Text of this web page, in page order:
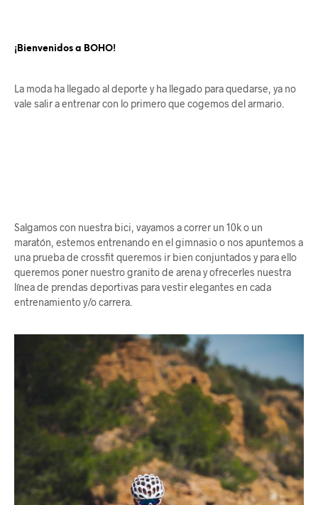
¡Bienvenidos a BOHO!
La moda ha llegado al deporte y ha llegado para quedarse, ya no
vale salir a entrenar con lo primero que cogemos del armario.
Salgamos con nuestra bici, vayamos a correr un 10k o un
maratón, estemos entrenando en el gimnasio o nos apuntemos a
una prueba de crossfit queremos ir bien conjuntados y para ello
queremos poner nuestro granito de arena y ofrecerles nuestra
línea de prendas deportivas para vestir elegantes en cada
entrenamiento y/o carrera.